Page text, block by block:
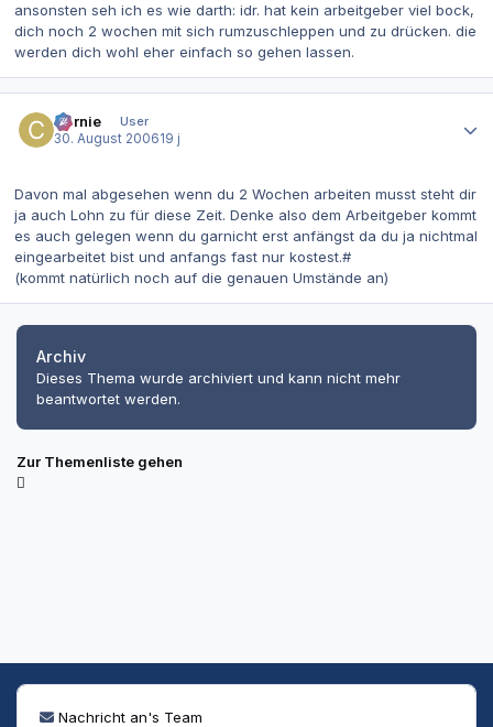
ansonsten seh ich es wie darth: idr. hat kein arbeitgeber viel bock,
dich noch 2 wochen mit sich rumzuschleppen und zu drücken. die
werden dich wohl eher einfach so gehen lassen.
Carnie
User
30. August 200619 j
Davon mal abgesehen wenn du 2 Wochen arbeiten musst steht dir
ja auch Lohn zu für diese Zeit. Denke also dem Arbeitgeber kommt
es auch gelegen wenn du garnicht erst anfängst da du ja nichtmal
eingearbeitet bist und anfangs fast nur kostest.#
(kommt natürlich noch auf die genauen Umstände an)
Archiv
Dieses Thema wurde archiviert und kann nicht mehr
beantwortet werden.
Zur Themenliste gehen
Nachricht an's Team